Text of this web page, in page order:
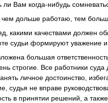
ли Вам когда-нибудь
дольше работаю, тем
какими качествами должен
судьи формируют уважение
большая
строгие. Все работники
личное достоинство,
судья не вправе
в принятии решений, а